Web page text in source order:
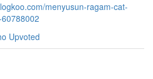
menyusun-ragam-cat-
Upvoted